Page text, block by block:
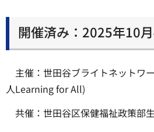
開催済み：2025年10月
主催：世田谷ブライトネットワ
人Learning for All)
共催：世田谷区保健福祉政策部